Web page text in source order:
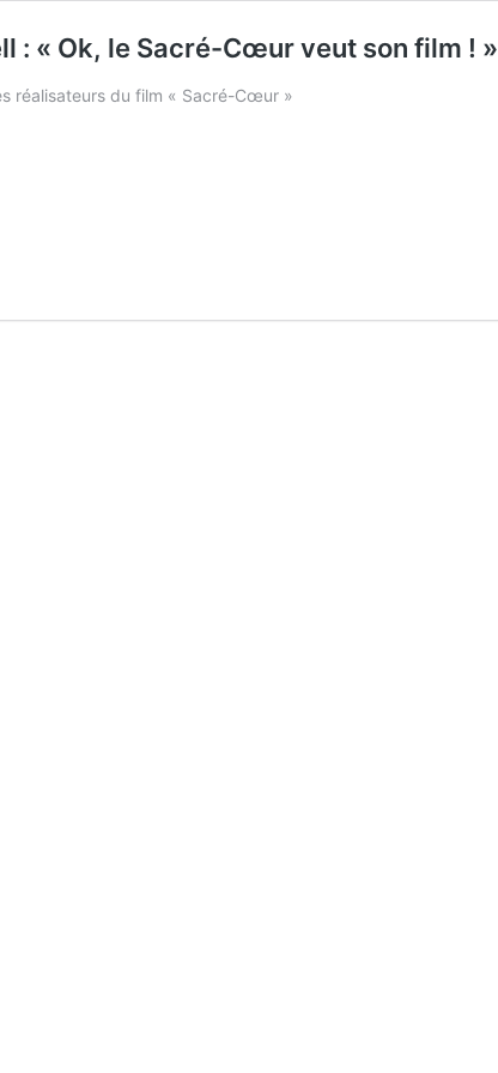
: « Ok, le Sacré-Cœur veut son film ! »
réalisateurs du film « Sacré-Cœur »